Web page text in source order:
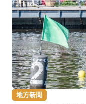
地方新聞